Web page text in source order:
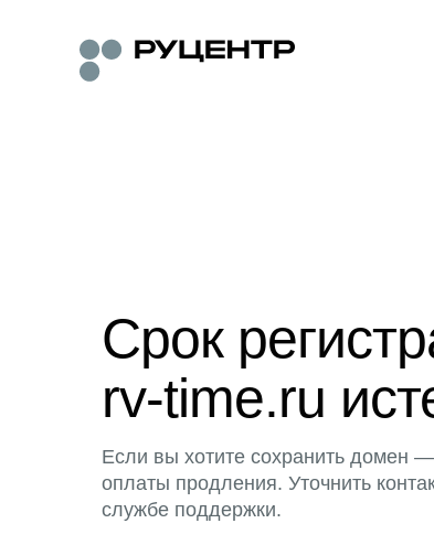
Срок
rv-time.ru
Если вы хотите сохранить домен
оплаты продления. Уточнить
службе поддержки.